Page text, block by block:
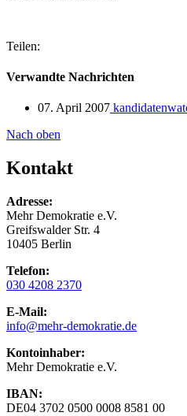
Teilen:
Verwandte Nachrichten
07. April 2007
Nach oben
Kontakt
Adresse:
Mehr Demokratie e.V.
Greifswalder Str. 4
10405 Berlin
Telefon:
030 4208 2370
E-Mail:
info@mehr-demokratie.de
Kontoinhaber:
Mehr Demokratie e.V.
IBAN:
DE04 3702 0500 0008 8581 00